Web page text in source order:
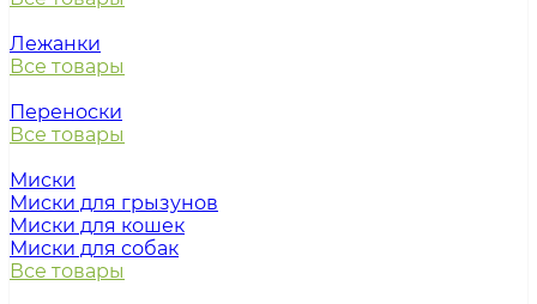
Лежанки
Все товары
Переноски
Все товары
Миски
Миски для грызунов
Миски для кошек
Миски для собак
Все товары